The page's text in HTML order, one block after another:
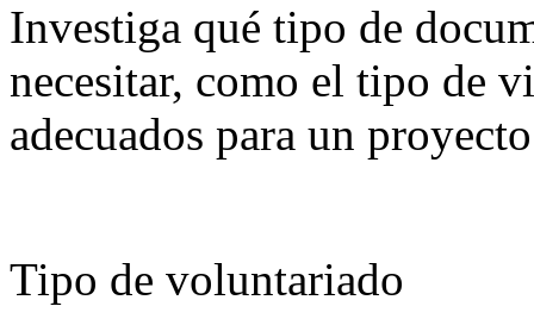
Investiga qué tipo de
necesitar, como el tipo de
adecuados para un
Tipo de voluntariado